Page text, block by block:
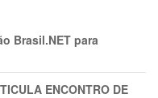
Brasil.NET para
ENCONTRO DE